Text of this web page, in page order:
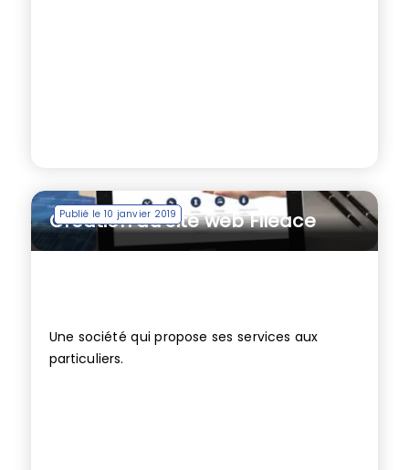
Publié le 10 janvier 2019
Création du site web Fileace
Une société qui propose ses services aux
particuliers.